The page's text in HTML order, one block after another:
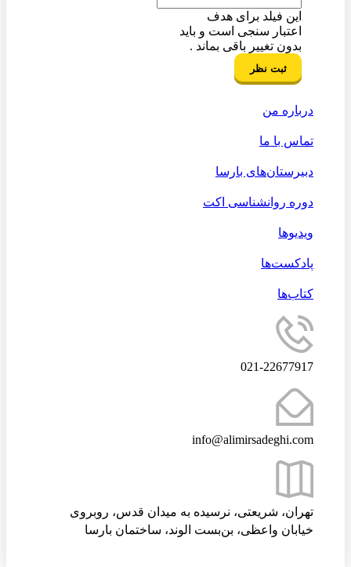
این فیلد برای هدف
اعتبار سنجی است و باید
بدون تغییر باقی بماند .
درباره من
تماس با ما
دبیرستان‌های بارسا
دوره روانشناسی اکت
ویدیوها
پادکست‌ها
کتاب‌ها
021-22677917
info@alimirsadeghi.com
تهران، شریعتی، نرسیده به میدان قدس، روبروی
خیابان واعظی، بن‌بست الوند، ساختمان بارسا